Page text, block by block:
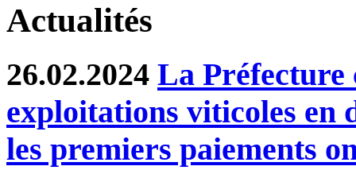
Actualités
26.02.2024 La Préfecture
exploitations viticoles en
les premiers paiements